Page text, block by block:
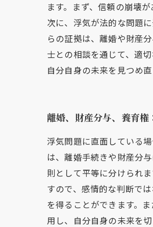
ます。まず、信頼の崩壊
次に、浮気が法的な問題
らの証拠は、離婚や財産
士との相談を通じて、適
自分自身の未来を見つめ
離婚、財産分与、養育
浮気問題に直面している
は、離婚手続きや財産分
則として平等に分けられ
すので、感情的な判断で
を得ることができます。
用し、自分自身の未来を